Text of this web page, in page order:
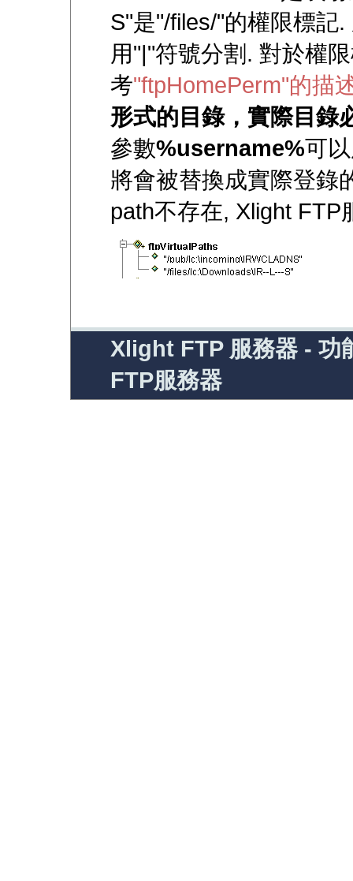
S"是"/files/"的權限標記
用"|"符號分割. 對於權
考"ftpHomePerm"的描
形式的目錄，實際目
參數%username%可
將會被替換成實際登錄
path不存在, Xlight FTP
Xlight FTP 服務器 - 功
FTP服務器